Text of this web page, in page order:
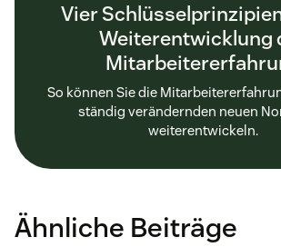
Vier
Weiterentwicklung
So können Sie die
ständig verändernden neuen
weiterentwickeln.
Ähnliche Beiträge